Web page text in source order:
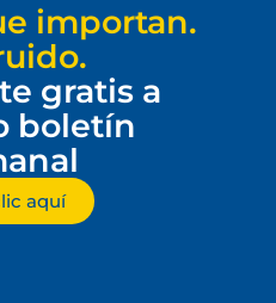
importan.
gratis a
boletín
aquí